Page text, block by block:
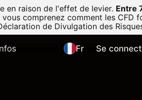
en raison de l'effet de levier. Entre
comprenez comment les CFD
de Divulgation des
Fr Se